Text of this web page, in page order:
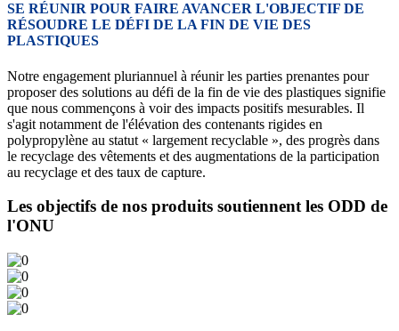
SE RÉUNIR POUR FAIRE AVANCER L'OBJECTIF DE
RÉSOUDRE LE DÉFI DE LA FIN DE VIE DES
PLASTIQUES
Notre engagement pluriannuel à réunir les parties prenantes pour
proposer des solutions au défi de la fin de vie des plastiques signifie
que nous commençons à voir des impacts positifs mesurables. Il
s'agit notamment de l'élévation des contenants rigides en
polypropylène au statut « largement recyclable », des progrès dans
le recyclage des vêtements et des augmentations de la participation
au recyclage et des taux de capture.
Les objectifs de nos produits soutiennent les ODD de
l'ONU